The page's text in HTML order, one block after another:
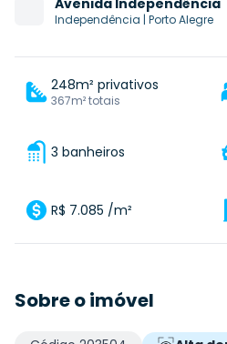
Avenida Independência
Independência | Porto Alegre
248m² privativos
367m² totais
3 banheiros
R$ 7.085 /m²
Sobre o imóvel